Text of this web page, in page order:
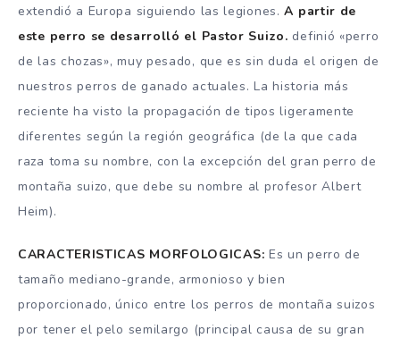
extendió a Europa siguiendo las legiones.A partir de
este perro se desarrolló el Pastor Suizo. definió «perro
de las chozas», muy pesado, que es sin duda el origen de
nuestros perros de ganado actuales. La historia más
reciente ha visto la propagación de tipos ligeramente
diferentes según la región geográfica (de la que cada
raza toma su nombre, con la excepción del gran perro de
montaña suizo, que debe su nombre al profesor Albert
Heim).
CARACTERISTICAS MORFOLOGICAS: Es un perro de
tamaño mediano-grande, armonioso y bien
proporcionado, único entre los perros de montaña suizos
por tener el pelo semilargo (principal causa de su gran